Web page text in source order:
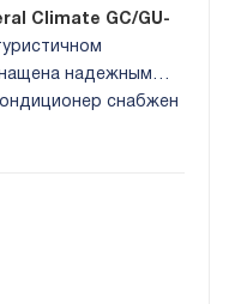
Climate GC/GU-
надежным
снабжен
С, который